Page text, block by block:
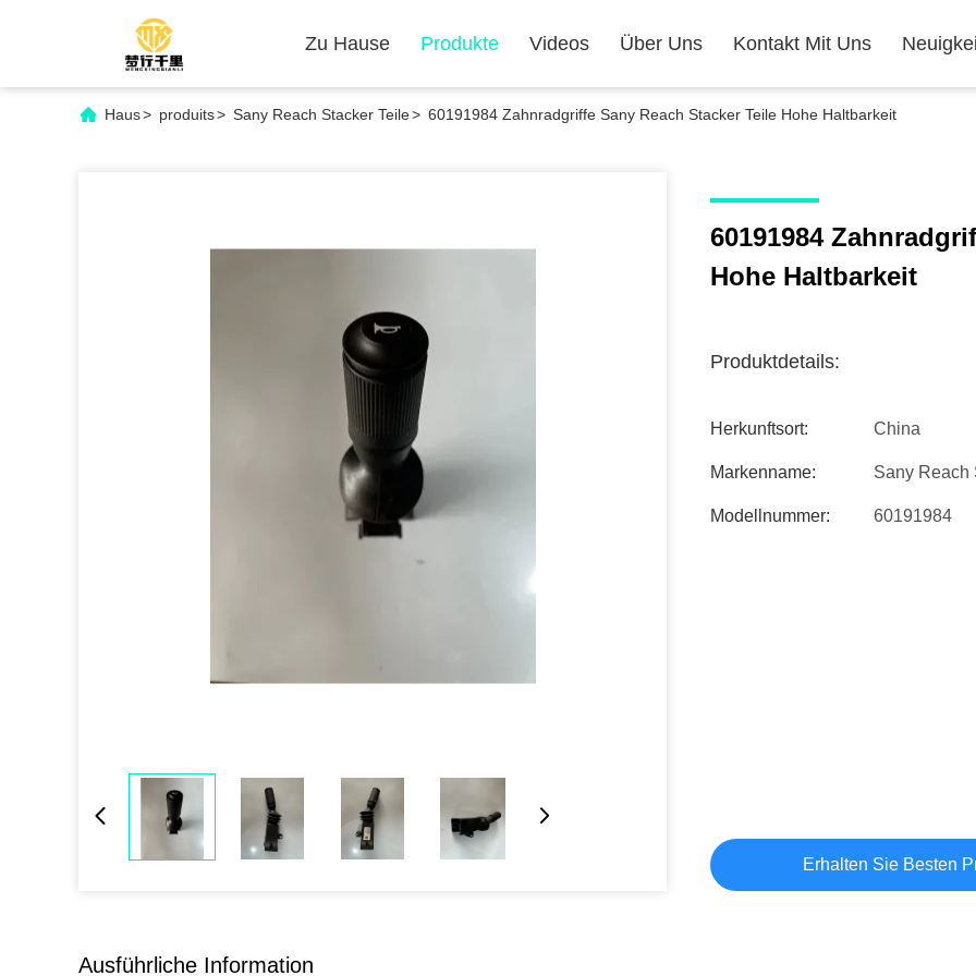
Zu Hause Produkte Videos Über Uns Kontakt Mit Uns
Haus> produits> Sany Reach Stacker Teile> 60191984 Zahnradgriffe Sany Reach Stacker Teile Hohe Haltbarkeit
60191984
Hohe Haltbarkeit
Produktdetails:
Herkunftsort: China
Markenname: Sany Reach
Modellnummer: 60191984
Erhalten Sie Besten
Ausführliche Information